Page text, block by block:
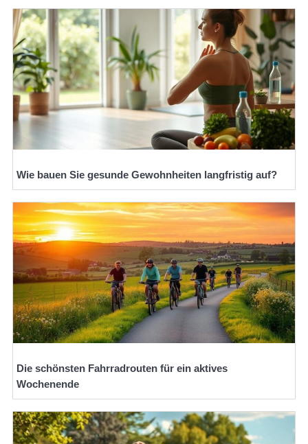
Wie bauen Sie gesunde Gewohnheiten langfristig auf?
Die schönsten Fahrradrouten für ein aktives
Wochenende